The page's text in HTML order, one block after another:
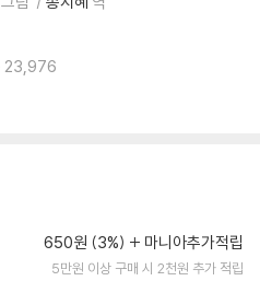
23,976
650원 (3%) 마니아추가적립
5만원 이상 구매 시 2천원 추가 적립